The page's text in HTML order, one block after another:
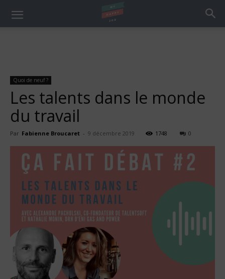
Quoi de neuf ?
Les talents dans le monde
du travail
Par Fabienne Broucaret - 9 décembre 2019 1748 0